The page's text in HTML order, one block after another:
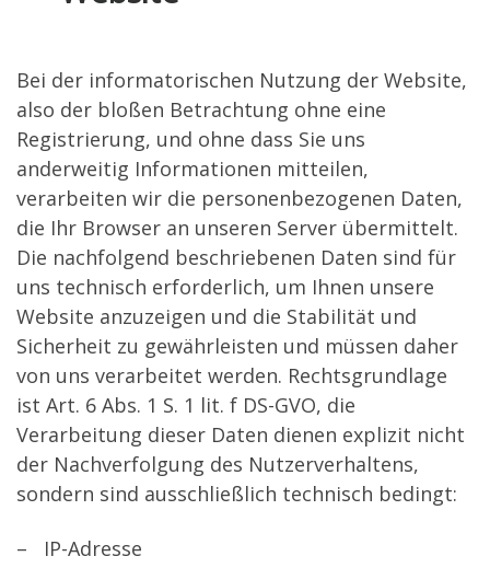
Bei der informatorischen Nutzung der Website,
also der bloßen Betrachtung ohne eine
Registrierung, und ohne dass Sie uns
anderweitig Informationen mitteilen,
verarbeiten wir die personenbezogenen Daten,
die Ihr Browser an unseren Server übermittelt.
Die nachfolgend beschriebenen Daten sind für
uns technisch erforderlich, um Ihnen unsere
Website anzuzeigen und die Stabilität und
Sicherheit zu gewährleisten und müssen daher
von uns verarbeitet werden. Rechtsgrundlage
ist Art. 6 Abs. 1 S. 1 lit. f DS-GVO, die
Verarbeitung dieser Daten dienen explizit nicht
der Nachverfolgung des Nutzerverhaltens,
sondern sind ausschließlich technisch bedingt:
– IP-Adresse